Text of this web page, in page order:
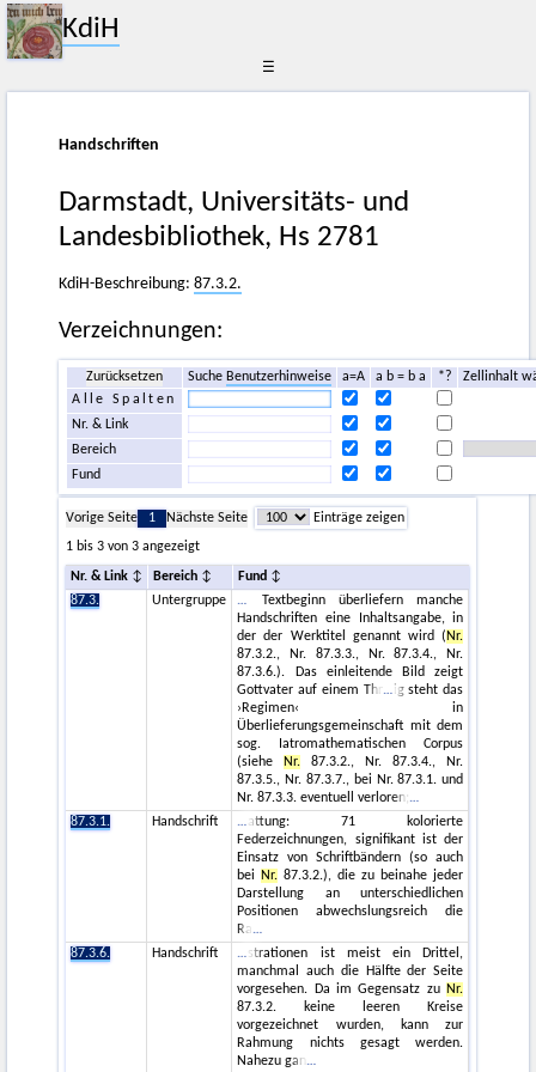
KdiH
☰
Handschriften
Darmstadt, Universitäts- und
Landesbibliothek, Hs 2781
KdiH-Beschreibung:87.3.2.
Verzeichnungen:
Zurücksetzen Suche Benutzerhinweise a=A a b = b a *?
Zellinhalt
Alle Spalten
Nr. & Link
Bereich
Fund
Vorige Seite 1 Nächste Seite
Einträge zeigen
1 bis 3 von 3 angezeigt
Nr. & Link Bereich
Fund
87.3.
Untergruppe
Textbeginn überliefern manche
Handschriften eine Inhaltsangabe, in
der der Werktitel genannt wird (Nr.
87.3.2., Nr. 87.3.3., Nr. 87.3.4., Nr.
87.3.6.). Das einleitende Bild zeigt
Gottvater auf einem Thr
ig steht das
›Regimen‹ in
Überlieferungsgemeinschaft mit dem
sog. Iatromathematischen Corpus
(siehe Nr. 87.3.2., Nr. 87.3.4., Nr.
87.3.5., Nr. 87.3.7., bei Nr. 87.3.1. und
Nr. 87.3.3. eventuell verloren;
87.3.1.
Handschrift
attung: 71 kolorierte
Federzeichnungen, signifikant ist der
Einsatz von Schriftbändern (so auch
bei Nr. 87.3.2.), die zu beinahe jeder
Darstellung an unterschiedlichen
Positionen abwechslungsreich die
Ra
87.3.6.
Handschrift
strationen ist meist ein Drittel,
manchmal auch die Hälfte der Seite
vorgesehen. Da im Gegensatz zu Nr.
87.3.2. keine leeren Kreise
vorgezeichnet wurden, kann zur
Rahmung nichts gesagt werden.
Nahezu gan